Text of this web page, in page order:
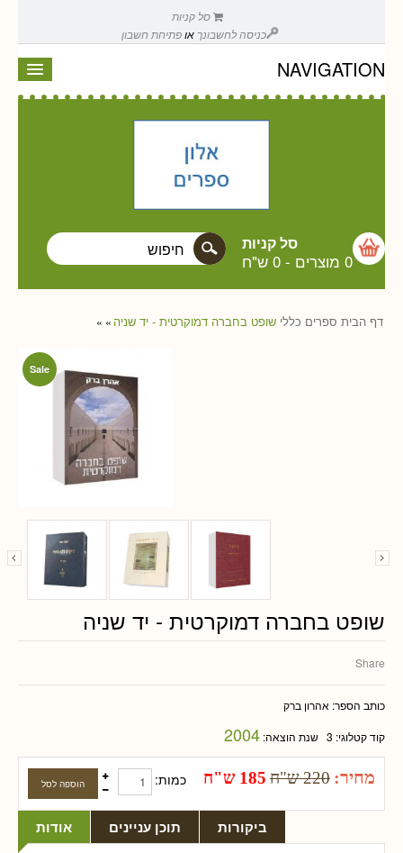
סל קניות
כניסה לחשבונך אופתיחת חשבון
NAVIGATION
סל קניות
0 מוצרים - 0 ש"ח
דף הבית » ספרים כללי » שופט בחברה דמוקרטית - יד שניה
Sale
שופט בחברה דמוקרטית - יד שניה
Share
כותב הספר: אהרון ברק
קוד קטלוגי: 3 שנת הוצאה: 2004
מחיר: 220 ש"ח 185 ש"ח כמות:
אודות תוכן עניינים ביקורות